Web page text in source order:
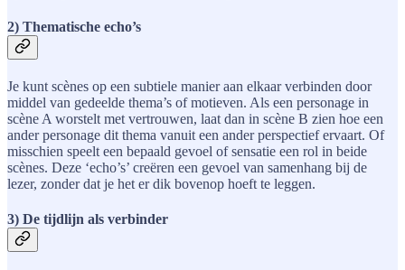
2) Thematische echo’s
Je kunt scènes op een subtiele manier aan elkaar verbinden door
middel van gedeelde thema’s of motieven. Als een personage in
scène A worstelt met vertrouwen, laat dan in scène B zien hoe een
ander personage dit thema vanuit een ander perspectief ervaart. Of
misschien speelt een bepaald gevoel of sensatie een rol in beide
scènes. Deze ‘echo’s’ creëren een gevoel van samenhang bij de
lezer, zonder dat je het er dik bovenop hoeft te leggen.
3) De tijdlijn als verbinder